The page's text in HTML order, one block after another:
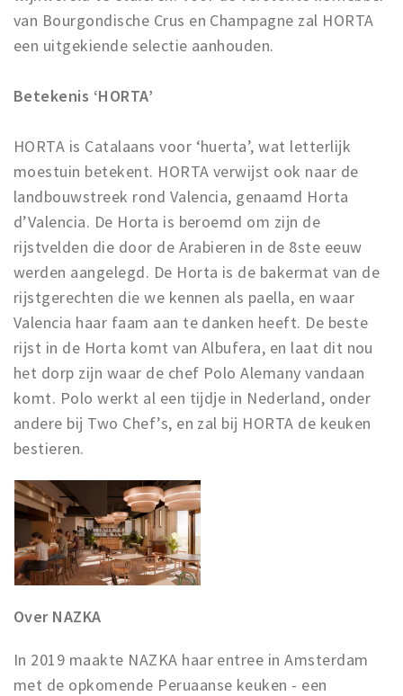
van Bourgondische Crus en Champagne zal HORTA
een uitgekiende selectie aanhouden.
Betekenis ‘HORTA’
HORTA is Catalaans voor ‘huerta’, wat letterlijk
moestuin betekent. HORTA verwijst ook naar de
landbouwstreek rond Valencia, genaamd Horta
d’Valencia. De Horta is beroemd om zijn de
rijstvelden die door de Arabieren in de 8ste eeuw
werden aangelegd. De Horta is de bakermat van de
rijstgerechten die we kennen als paella, en waar
Valencia haar faam aan te danken heeft. De beste
rijst in de Horta komt van Albufera, en laat dit nou
het dorp zijn waar de chef Polo Alemany vandaan
komt. Polo werkt al een tijdje in Nederland, onder
andere bij Two Chef’s, en zal bij HORTA de keuken
bestieren.
Over NAZKA
In 2019 maakte NAZKA haar entree in Amsterdam
met de opkomende Peruaanse keuken - een